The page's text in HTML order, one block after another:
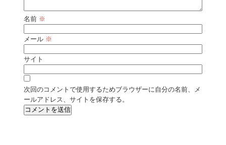
名前 ※
メール ※
サイト
次回のコメントで使用するためブラウザーに自分の名前、メ
ールアドレス、サイトを保存する。